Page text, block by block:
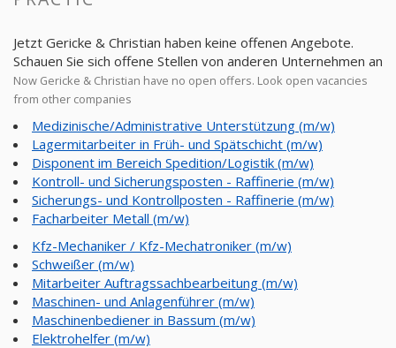
Jetzt Gericke & Christian haben keine offenen Angebote.
Schauen Sie sich offene Stellen von anderen Unternehmen an
Now Gericke & Christian have no open offers. Look open vacancies
from other companies
Medizinische/Administrative Unterstützung (m/w)
Lagermitarbeiter in Früh- und Spätschicht (m/w)
Disponent im Bereich Spedition/Logistik (m/w)
Kontroll- und Sicherungsposten - Raffinerie (m/w)
Sicherungs- und Kontrollposten - Raffinerie (m/w)
Facharbeiter Metall (m/w)
Kfz-Mechaniker / Kfz-Mechatroniker (m/w)
Schweißer (m/w)
Mitarbeiter Auftragssachbearbeitung (m/w)
Maschinen- und Anlagenführer (m/w)
Maschinenbediener in Bassum (m/w)
Elektrohelfer (m/w)